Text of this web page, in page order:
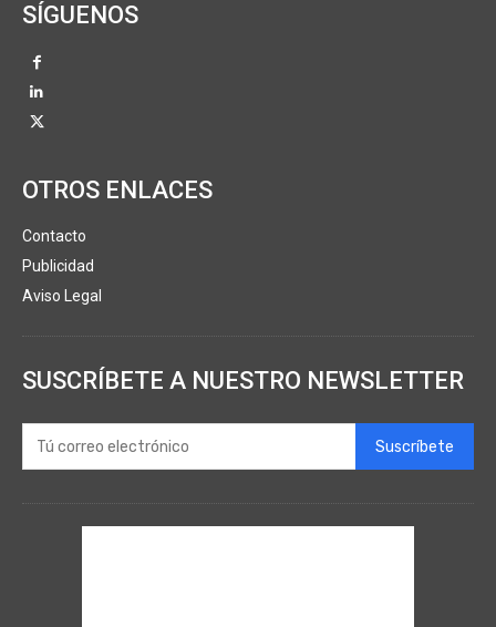
SÍGUENOS
OTROS ENLACES
Contacto
Publicidad
Aviso Legal
SUSCRÍBETE A NUESTRO NEWSLETTER
Suscríbete